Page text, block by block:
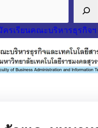
ครเรียนคณะบริหารธุรกิจฯ